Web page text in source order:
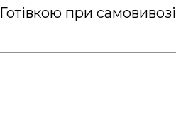
Готівкою при самовивозі